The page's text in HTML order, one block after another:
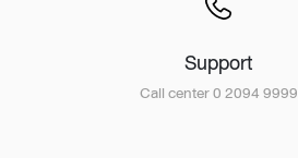
Support
Call center 0 2094 9999